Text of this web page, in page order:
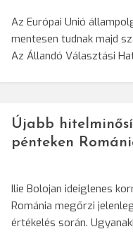
Az Európai Unió
mentesen tudnak majd
Az Állandó Választási
Újabb
pénteken
Ilie Bolojan ideiglenes
Románia megőrzi
értékelés során.